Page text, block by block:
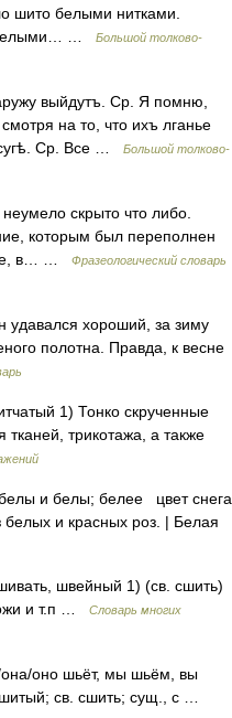
шито белыми нитками.
белыми… …
Большой толково-
выйдутъ. Ср. Я помню,
на то, что ихъ лганье
Ср. Все …
Большой толково-
скрыто что либо.
которым был переполнен
в… …
Фразеологический словарь
удавался хороший, за зиму
полотна. Правда, к весне
1) Тонко скрученные
трикотажа, а также
и белы; белее цвет снега
белых и красных роз. | Белая
швейный 1) (св. сшить)
и т.п …
Словарь многих
оно шьёт, мы шьём, вы
св. сшить; сущ., с …